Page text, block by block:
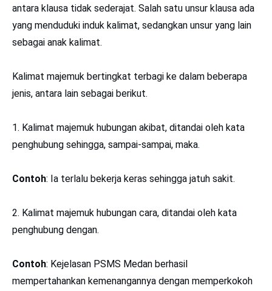
antara klausa tidak sederajat. Salah satu unsur klausa ada
yang menduduki induk kalimat, sedangkan unsur yang lain
sebagai anak kalimat.
Kalimat majemuk bertingkat terbagi ke dalam beberapa
jenis, antara lain sebagai berikut.
1. Kalimat majemuk hubungan akibat, ditandai oleh kata
penghubung sehingga, sampai-sampai, maka.
Contoh: Ia terlalu bekerja keras sehingga jatuh sakit.
2. Kalimat majemuk hubungan cara, ditandai oleh kata
penghubung dengan.
Contoh: Kejelasan PSMS Medan berhasil
mempertahankan kemenangannya dengan memperkokoh